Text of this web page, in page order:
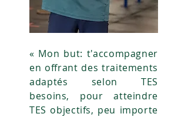
« Mon but: t'accompagner
en offrant des traitements
adaptés selon TES
besoins, pour atteindre
TES objectifs, peu importe